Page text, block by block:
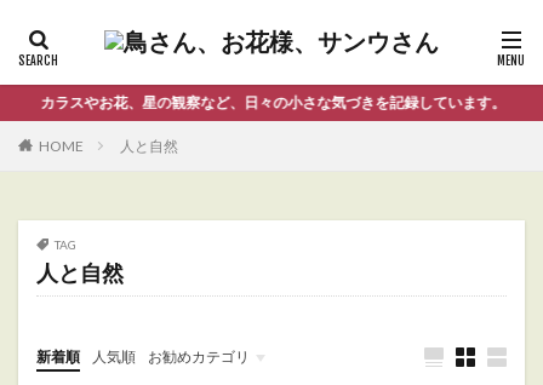
カラスやお花、星の観察など、日々の小さな気づきを記録しています。
HOME 人と自然
TAG
人と自然
新着順 人気順 お勧めカテゴリ